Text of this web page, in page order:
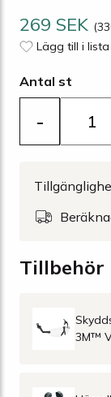
269 SEK
Lägg till i lista
Antal st
-
Tillbehör
3M™ V9, klar